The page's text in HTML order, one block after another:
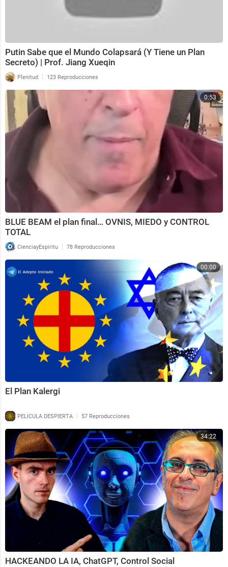
Putin Sabe que el Mundo Colapsará (Y Tiene un Plan
Secreto) | Prof. Jiang Xueqin
Plenitud | 123 Reproducciones
0:53
BLUE BEAM el plan final… OVNIS, MIEDO y CONTROL
TOTAL
CienciayEspiritu | 78 Reproducciones
00:00
El Plan Kalergi
PELICULA DESPIERTA | 57 Reproducciones
34:22
HACKEANDO LA IA, ChatGPT, Control Social